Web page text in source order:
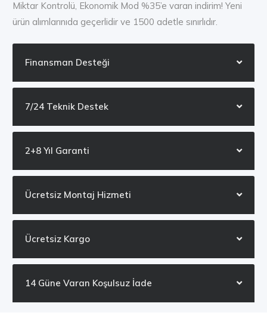
Miktar Kontrolü, Ekonomik Mod %35’e varan indirim! Yeni
ürün alımlarınıda geçerlidir ve 1500 adetle sınırlıdır.
Finansman Desteği
7/24 Teknik Destek
2+8 Yıl Garanti
Ücretsiz Montaj Hizmeti
Ücretsiz Kargo
14 Güne Varan Koşulsuz İade